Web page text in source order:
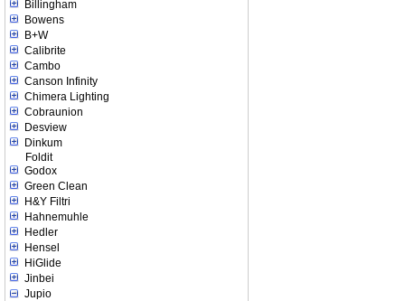
Billingham
Bowens
B+W
Calibrite
Cambo
Canson Infinity
Chimera Lighting
Cobraunion
Desview
Dinkum
Foldit
Godox
Green Clean
H&Y Filtri
Hahnemuhle
Hedler
Hensel
HiGlide
Jinbei
Jupio